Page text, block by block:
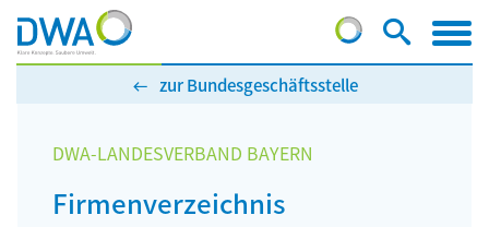
zur Bundesgeschäftsstelle
DWA-LANDESVERBAND BAYERN
Firmenverzeichnis